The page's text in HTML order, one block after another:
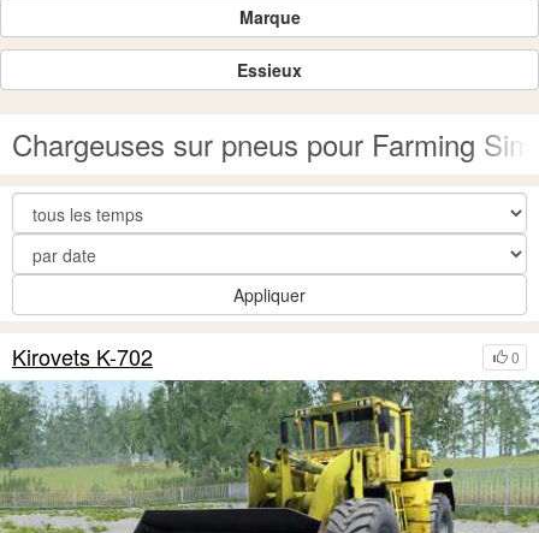
Marque
Essieux
Chargeuses sur pneus pour Farming
Appliquer
0
Kirovets K-702